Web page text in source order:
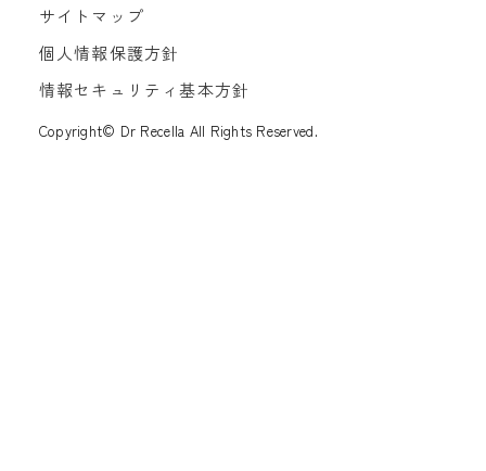
サイトマップ
個人情報保護方針
情報セキュリティ基本方針
Copyright© Dr Recella All Rights Reserved.